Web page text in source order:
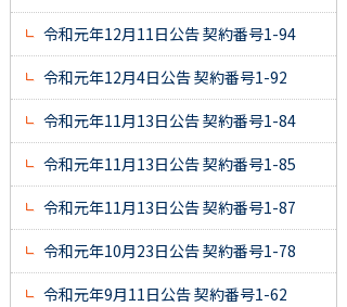
令和元年12月11日公告 契約番号1-94
令和元年12月4日公告 契約番号1-92
令和元年11月13日公告 契約番号1-84
令和元年11月13日公告 契約番号1-85
令和元年11月13日公告 契約番号1-87
令和元年10月23日公告 契約番号1-78
令和元年9月11日公告 契約番号1-62